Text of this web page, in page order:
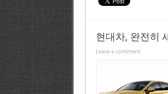
현대차, 완전히
Leave a comment